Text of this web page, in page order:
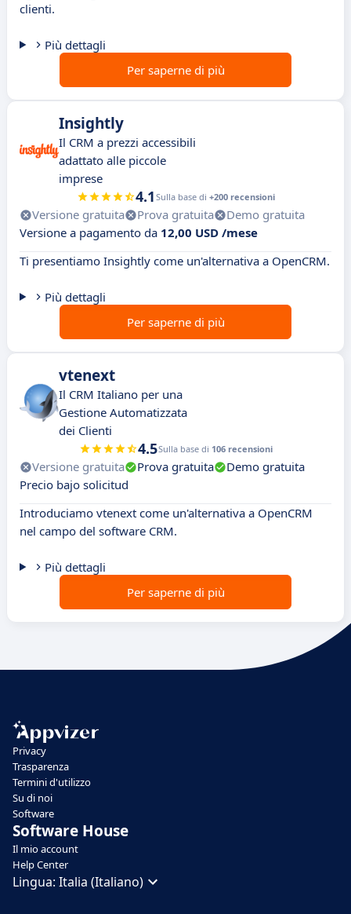
clienti.
Più dettagli
Per saperne di più
Insightly
Il CRM a prezzi accessibili
adattato alle piccole
imprese
4.1 Sulla base di +200 recensioni
Versione gratuita Prova gratuita
Demo gratuita
Versione a pagamento da 12,00 USD /mese
Ti presentiamo Insightly come un'alternativa a OpenCRM.
Più dettagli
Per saperne di più
vtenext
Il CRM Italiano per una
Gestione Automatizzata
dei Clienti
4.5Sulla base di 106 recensioni
Versione gratuita Prova gratuita
Demo gratuita
Precio bajo solicitud
Introduciamo vtenext come un'alternativa a OpenCRM
nel campo del software CRM.
Più dettagli
Per saperne di più
Privacy
Trasparenza
Termini d'utilizzo
Su di noi
Software
Software House
Il mio account
Help Center
Lingua: Italia (Italiano)